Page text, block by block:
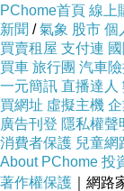
你
看不見
但常常會在
發現
PChome首頁 線上
新聞 /氣象 股市 個
買賣租屋 支付連
買車 旅行團 汽車
一元簡訊 直播達人
買網址 虛擬主機
廣告刊登 隱私權聲
消費者保護 兒童網
About PChome 投
著作權保護 ｜網